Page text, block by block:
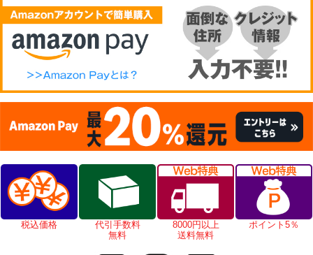
税込価格
代引手数料
無料
8000円以上
送料無料
ポイント5％